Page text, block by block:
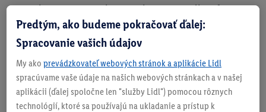
ponuka nie je ponukou spoločnosti Lidl Stiftung &
Co. KG, Stiftsbergstr. 1, 74167 Neckarsulm,
Nemecko spolková republika, ako ani žiadnej
spoločnosti skupiny spoločností Lidl , ale ide o
výslovne a výlučné o ponuku spolupracujúceho
partnera a prostredníctvom predmetnej aplikácie
sú poskytované výlučne len informácie o týchto
Predtým, ako budeme pokračovať ďalej:
Spracovanie vašich údajov
My ako prevádzkovateľ webových stránok a aplikácie Lidl
spracúvame vaše údaje na našich webových stránkach a v našej
aplikácii (ďalej spoločne len "služby Lidl") pomocou rôznych
technológií, ktoré sa používajú na ukladanie a prístup k